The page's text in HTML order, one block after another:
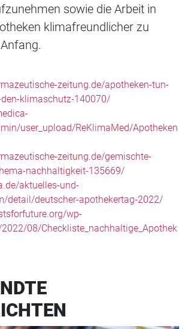
sowie die Arbeit in
klimafreundlicher zu
zeitung.de/apotheken-tun-
klimaschutz-140070/
user_upload/ReKlimaMed/Apotheken
zeitung.de/gemischte-
nachhaltigkeit-135669/
aktuelles-und-
detail/deutscher-apothekertag-2022/
wp-
08/Checkliste_nachhaltige_Apothek